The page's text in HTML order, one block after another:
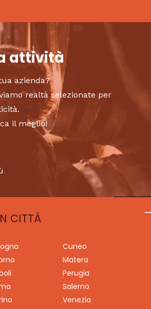
attività
azienda?
realtà selezionate per
il meglio!
CITTÀ
Cuneo
Matera
Perugia
Salerno
Venezia